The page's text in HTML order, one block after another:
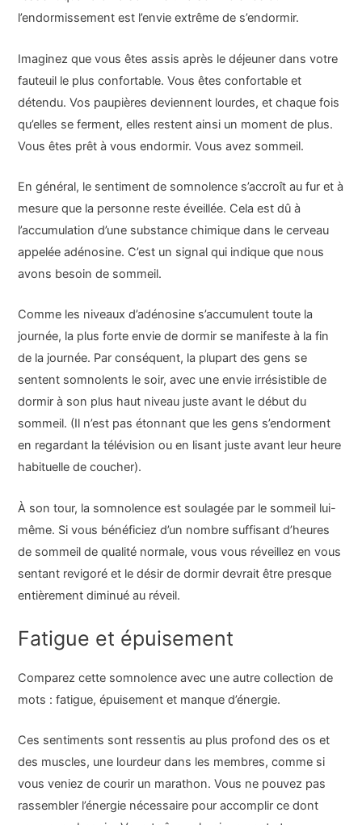
l’endormissement est l’envie extrême de s’endormir.
Imaginez que vous êtes assis après le déjeuner dans votre
fauteuil le plus confortable. Vous êtes confortable et
détendu. Vos paupières deviennent lourdes, et chaque fois
qu’elles se ferment, elles restent ainsi un moment de plus.
Vous êtes prêt à vous endormir. Vous avez sommeil.
En général, le sentiment de somnolence s’accroît au fur et à
mesure que la personne reste éveillée. Cela est dû à
l’accumulation d’une substance chimique dans le cerveau
appelée adénosine. C’est un signal qui indique que nous
avons besoin de sommeil.
Comme les niveaux d’adénosine s’accumulent toute la
journée, la plus forte envie de dormir se manifeste à la fin
de la journée. Par conséquent, la plupart des gens se
sentent somnolents le soir, avec une envie irrésistible de
dormir à son plus haut niveau juste avant le début du
sommeil. (Il n’est pas étonnant que les gens s’endorment
en regardant la télévision ou en lisant juste avant leur heure
habituelle de coucher).
À son tour, la somnolence est soulagée par le sommeil lui-
même. Si vous bénéficiez d’un nombre suffisant d’heures
de sommeil de qualité normale, vous vous réveillez en vous
sentant revigoré et le désir de dormir devrait être presque
entièrement diminué au réveil.
Fatigue et épuisement
Comparez cette somnolence avec une autre collection de
mots : fatigue, épuisement et manque d’énergie.
Ces sentiments sont ressentis au plus profond des os et
des muscles, une lourdeur dans les membres, comme si
vous veniez de courir un marathon. Vous ne pouvez pas
rassembler l’énergie nécessaire pour accomplir ce dont